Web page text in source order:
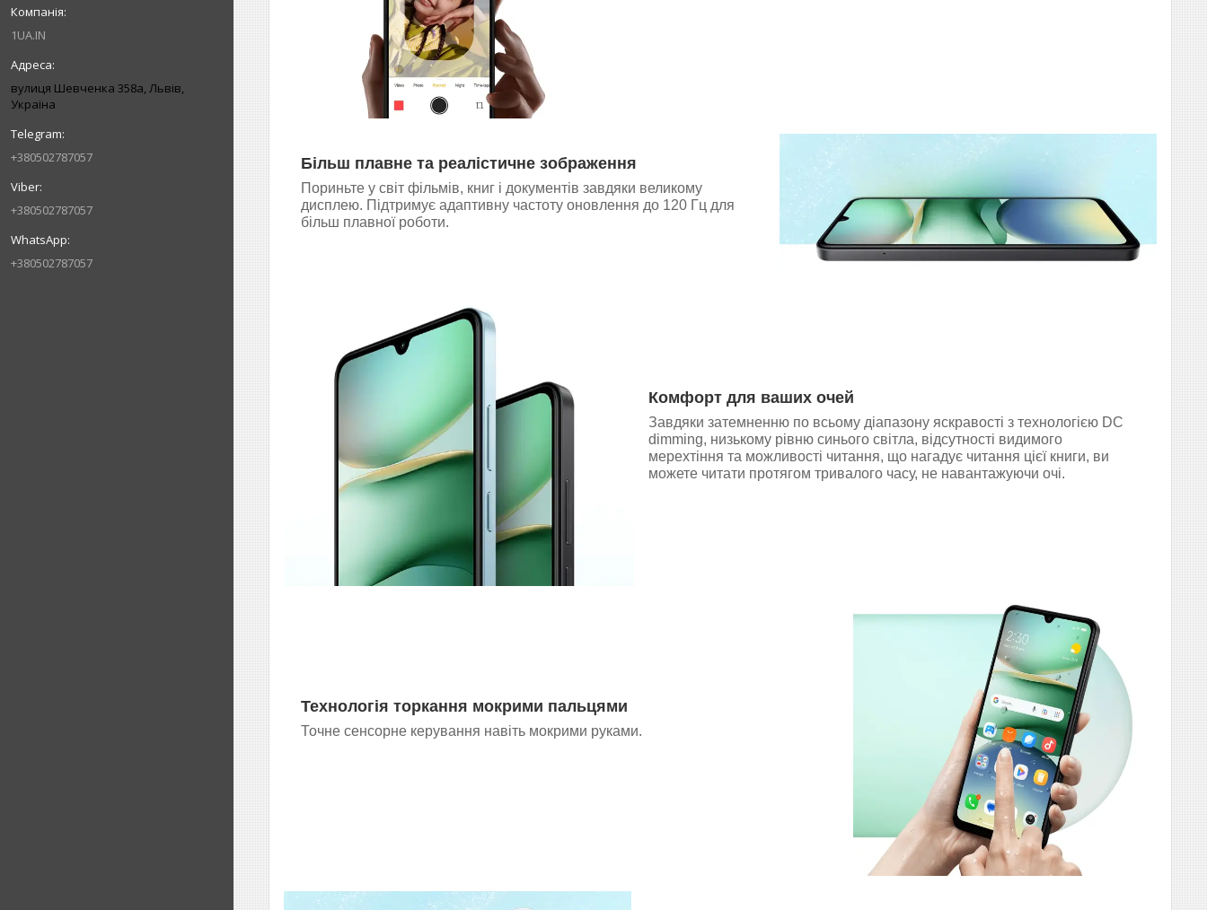
1UA.IN
вулиця Шевченка 358а, Львів,
Україна
+380502787057
+380502787057
+380502787057
Більш плавне та реалістичне зображення
Пориньте у світ фільмів, книг і документів завдяки великому
дисплею. Підтримує адаптивну частоту оновлення до 120 Гц для
більш плавної роботи.
Комфорт для ваших очей
Завдяки затемненню по всьому діапазону яскравості з технологією DC
dimming, низькому рівню синього світла, відсутності видимого
мерехтіння та можливості читання, що нагадує читання цієї книги, ви
можете читати протягом тривалого часу, не навантажуючи очі.
Технологія торкання мокрими пальцями
Точне сенсорне керування навіть мокрими руками.